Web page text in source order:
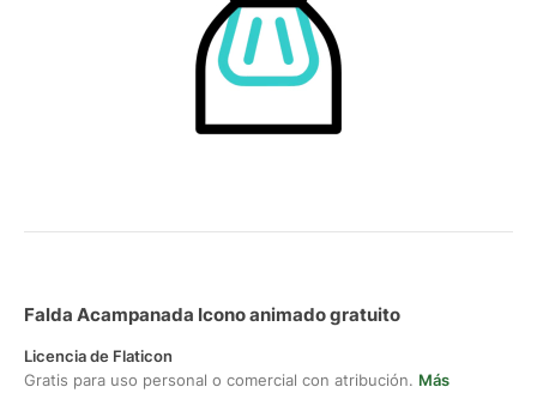
Falda Acampanada Icono animado gratuito
Licencia de Flaticon
Gratis para uso personal o comercial con atribución. Más